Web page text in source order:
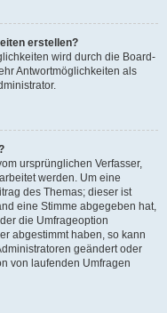
erstellen?
wird durch die Board-
Antwortmöglichkeiten als
ursprünglichen Verfasser,
werden. Um eine
des Themas; dieser ist
eine Stimme abgegeben hat,
die Umfrageoption
abgestimmt haben, so kann
geändert oder
von laufenden Umfragen